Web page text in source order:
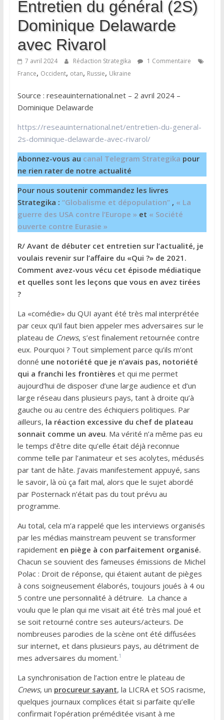
Entretien du général (2S)
Dominique Delawarde
avec Rivarol
7 avril 2024 Rédaction Strategika
1 Commentaire
France, Occident, otan, Russie, Ukraine
Source : reseauinternational.net – 2 avril 2024 –
Dominique Delawarde
https://reseauinternational.net/entretien-du-general-
2s-dominique-delawarde-avec-rivarol/
Abonnez-vous au canal Telegram Strategika pour
ne rien rater de notre actualité
Pour nous soutenir commandez les livres
Strategika : “Globalisme et dépopulation”, « La
guerre des USA contre l’Europe » et « Société
ouverte contre Eurasie »
R/ Avant de débuter cet entretien sur l’actualité, je
voulais revenir sur l’affaire du «Qui ?» de 2021.
Comment avez-vous vécu cet épisode médiatique
et quelles sont les leçons que vous en avez tirées
?
La «comédie» du QUI ayant été très mal interprétée
par ceux qu’il faut bien appeler mes adversaires sur le
plateau de Cnews, s’est finalement retournée contre
eux. Pourquoi ? Tout simplement parce qu’ils m’ont
donné une notoriété que je n’avais pas, notoriété
qui a franchi les frontières et qui me permet
aujourd’hui de disposer d’une large audience et d’un
large réseau dans plusieurs pays, tant à droite qu’à
gauche ou au centre des échiquiers politiques. Par
ailleurs, la réaction excessive du chef de plateau
sonnait comme un aveu. Ma vérité n’a même pas eu
le temps d’être dite qu’elle était déjà reconnue
comme telle par l’animateur et ses acolytes, médusés
par tant de hâte. J’avais manifestement appuyé, sans
le savoir, là où ça fait mal, alors que le sujet abordé
par Posternack n’était pas du tout prévu au
programme.
Au total, cela m’a rappelé que les interviews organisés
par les médias mainstream peuvent se transformer
rapidement en piège à con parfaitement organisé.
Chacun se souvient des fameuses émissions de Michel
Polac : Droit de réponse, qui étaient autant de pièges
à cons soigneusement élaborés, toujours joués à 4 ou
5 contre une personnalité à détruire. La chance a
voulu que le plan qui me visait ait été très mal joué et
se soit retourné contre ses auteurs/acteurs. De
nombreuses parodies de la scène ont été diffusées
sur internet, et dans plusieurs pays, au détriment de
mes adversaires du moment.1
La synchronisation de l’action entre le plateau de
Cnews, un procureur sayant, la LICRA et SOS racisme,
quelques journaux complices était si parfaite qu’elle
confirmait l’opération préméditée visant à me